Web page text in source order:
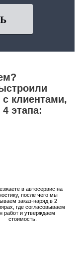
клиентами,
этапа:
в автосервис на
после чего мы
заказ-наряд в 2
где согласовываем
работ и утверждаем
стоимость.